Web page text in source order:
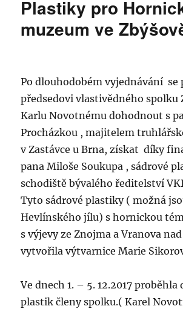
Plastiky pro
muzeum ve
Po dlouhodobém vyjednávání se
předsedovi vlastivědného spolku
Karlu Novotnému dohodnout s
Procházkou , majitelem
v Zastávce u Brna, získat díky
pana Miloše Soukupa , sádrové
schodiště bývalého ředitelství
Tyto sádrové plastiky ( možná
Hevlínského jílu) s hornickou
s výjevy ze Znojma a Vranova
vytvořila výtvarnice Marie
Ve dnech 1. – 5. 12.2017
plastik členy spolku.( Karel